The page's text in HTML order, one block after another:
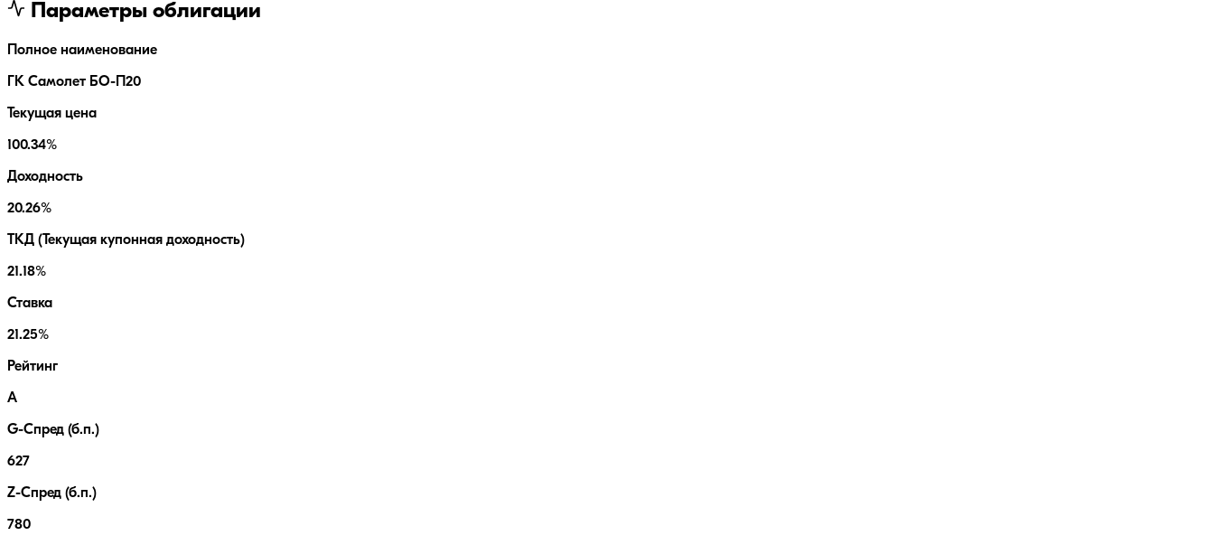
Параметры облигации
Полное наименование
ГК Самолет БО-П20
Текущая цена
100.34%
Доходность
20.26%
ТКД (Текущая купонная доходность)
21.18%
Ставка
21.25%
Рейтинг
A
G-Спред (б.п.)
627
Z-Спред (б.п.)
780